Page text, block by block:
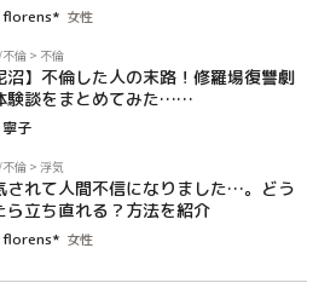
florens* 女性
倫 > 不倫
沼】不倫した人の末路！修羅場復讐劇
験談をまとめてみた……
寧子
倫 > 浮気
されて人間不信になりました…。どう
ら立ち直れる？方法を紹介
florens* 女性